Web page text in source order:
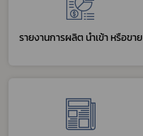
รายงานการผลิต นำเข้า หรือขาย